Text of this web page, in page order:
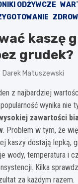
ODŻYWCZE
kaszę
grudek?
Darek Matuszewski
z najbardziej
wynika nie
zawartości
. Problem w tym, że
kaszy dostają lepką,
wody, temperatura i
Kilka
za każdym razem.